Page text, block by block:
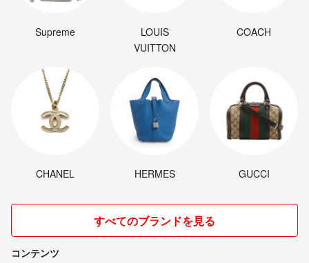
Supreme
LOUIS
VUITTON
COACH
CHANEL HERMES GUCCI
すべてのブランドを見る
コンテンツ